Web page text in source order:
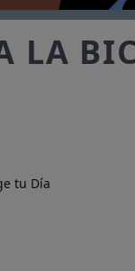
LA
tu Día